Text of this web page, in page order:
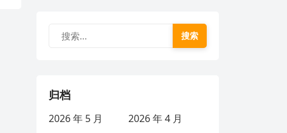
搜索
归档
2026 年 5 月
2026 年 4 月